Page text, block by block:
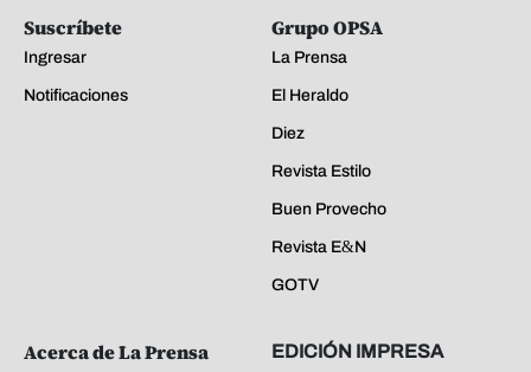
Suscríbete
Ingresar
Notificaciones
Grupo OPSA
La Prensa
El Heraldo
Diez
Revista Estilo
Buen Provecho
Revista E&N
GOTV
Acerca de La Prensa EDICIÓN IMPRESA